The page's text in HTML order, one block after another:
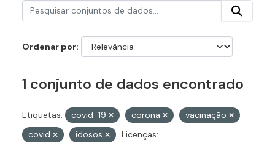
Ordenar por
1 conjunto de dados encontrado
Etiquetas: covid-19 corona
vacinação
covid
idosos
Licenças: